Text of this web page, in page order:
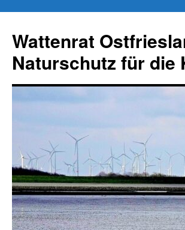
springen
Wattenrat
Naturschutz für die